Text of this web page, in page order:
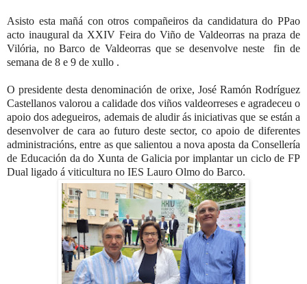
Asisto esta mañá con otros compañeiros da candidatura do PPao
acto inaugural da XXIV Feira do Viño de Valdeorras na praza de
Vilória, no Barco de Valdeorras que se desenvolve neste
fin de
semana de 8 e 9 de xullo .
O presidente desta denominación de orixe, José Ramón Rodríguez
Castellanos valorou a calidade dos viños valdeorreses e agradeceu o
apoio dos adegueiros, ademais de aludir ás iniciativas que se están a
desenvolver de cara ao futuro deste sector, co apoio de diferentes
administracións, entre as que salientou a nova aposta da Consellería
de Educación da do Xunta de Galicia por implantar un ciclo de FP
Dual ligado á viticultura no IES Lauro Olmo do Barco.